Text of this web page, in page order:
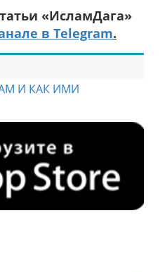
«ИсламДага»
в Telegram.
И КАК ИМИ